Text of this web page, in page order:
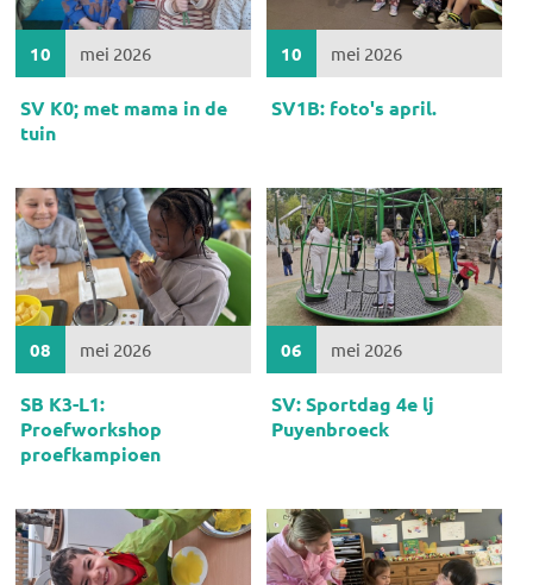
10 mei 2026
SV K0; met mama in de
tuin
10 mei 2026
SV1B: foto's april.
08 mei 2026
SB K3-L1:
Proefworkshop
proefkampioen
06 mei 2026
SV: Sportdag 4e lj
Puyenbroeck